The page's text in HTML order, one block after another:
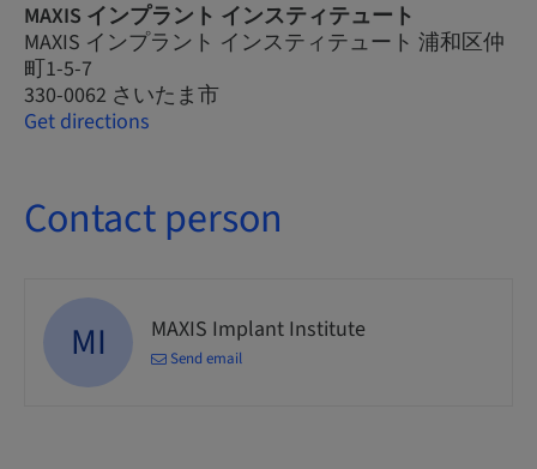
MAXIS インプラント インスティテュート
MAXIS インプラント インスティテュート 浦和区仲
町1-5-7
330-0062 さいたま市
Get directions
Contact person
MI MAXIS Implant Institute
Send email